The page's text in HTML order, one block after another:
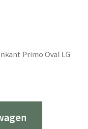
Primo Oval LG